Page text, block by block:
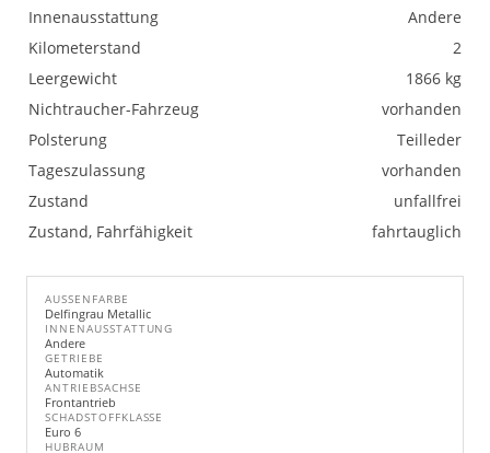
Innenausstattung
Andere
Kilometerstand
2
Leergewicht
1866 kg
Nichtraucher-Fahrzeug
vorhanden
Polsterung
Teilleder
Tageszulassung
vorhanden
Zustand
unfallfrei
Zustand, Fahrfähigkeit
fahrtauglich
AUSSENFARBE
Delfingrau Metallic
INNENAUSSTATTUNG
Andere
GETRIEBE
Automatik
ANTRIEBSACHSE
Frontantrieb
SCHADSTOFFKLASSE
Euro 6
HUBRAUM